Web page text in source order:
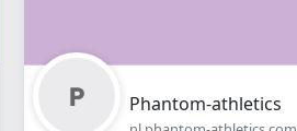
Phantom-athletics